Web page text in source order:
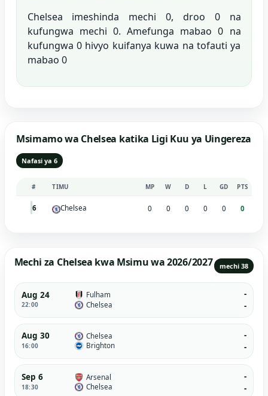
Chelsea imeshinda mechi 0, droo 0 na
kufungwa mechi 0. Amefunga mabao 0 na
kufungwa 0 hivyo kuifanya kuwa na tofauti ya
mabao 0
Msimamo wa Chelsea katika Ligi Kuu ya Uingereza
Nafasi ya 6
# TIMU MP W D L GD PTS
6 Chelsea 0 0 0 0 0 0
Mechi za Chelsea kwa Msimu wa 2026/2027 mechi 38
Aug 24
22:00
Fulham
Chelsea
-
-
Aug 30
16:00
Chelsea
Brighton
-
-
Sep 6
18:30
Arsenal
Chelsea
-
-